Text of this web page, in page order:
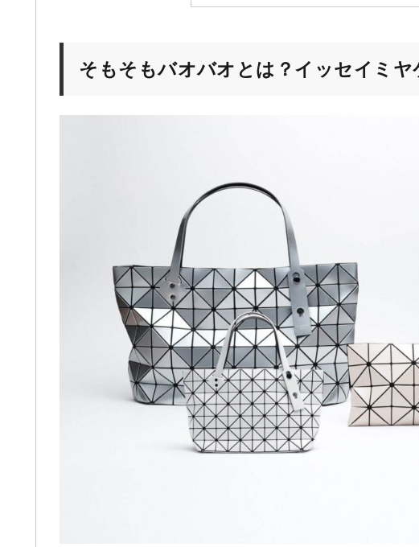
そもそもバオバオとは？イッセイミ